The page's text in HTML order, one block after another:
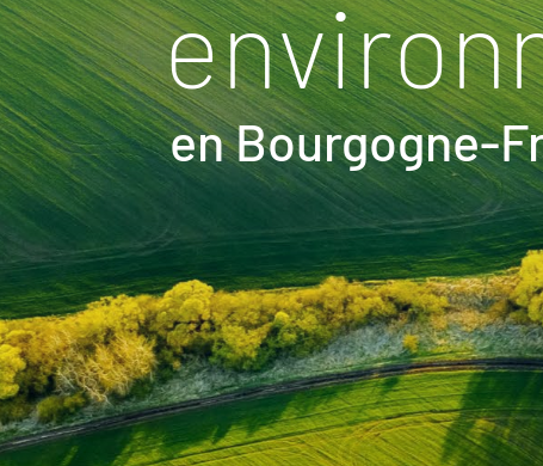
en Bourgogne-